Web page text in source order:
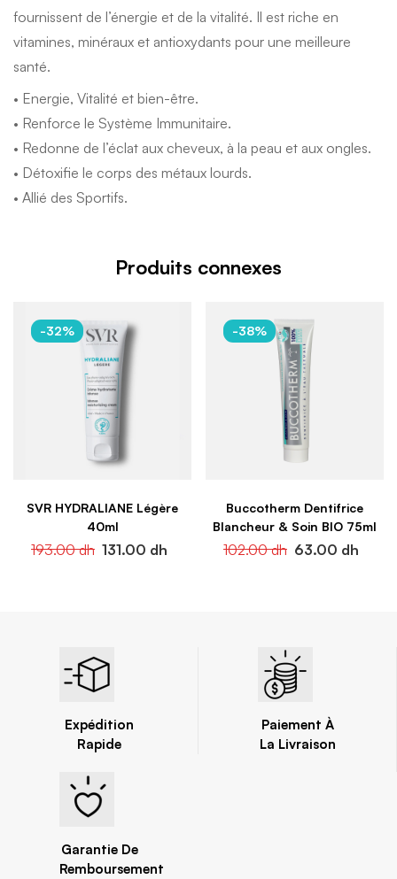
fournissent de l’énergie et de la vitalité. Il est riche en
vitamines, minéraux et antioxydants pour une meilleure
santé.
• Energie, Vitalité et bien-être.
• Renforce le Système Immunitaire.
• Redonne de l’éclat aux cheveux, à la peau et aux ongles.
• Détoxifie le corps des métaux lourds.
• Allié des Sportifs.
Produits connexes
-32%
SVR HYDRALIANE Légère
40ml
193.00dh 131.00 dh
-38%
Buccotherm Dentifrice
Blancheur & Soin BIO 75ml
102.00dh 63.00 dh
Paiement À
La Livraison
Expédition
Rapide
Garantie De
Remboursement